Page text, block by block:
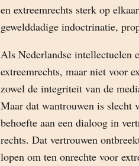
en extreemrechts sterk op
gewelddadige indoctrinatie,
Als Nederlandse intellectuelen
extreemrechts, maar niet voor
zowel de integriteit van de
Maar dat wantrouwen is slecht
behoefte aan een dialoog in
rechts. Dat vertrouwen
lopen om ten onrechte voor